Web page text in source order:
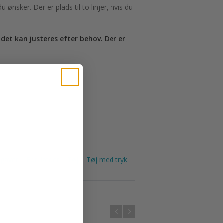
ønsker. Der er plads til to linjer, hvis du
kan justeres efter behov. Der er
Tøj med tryk